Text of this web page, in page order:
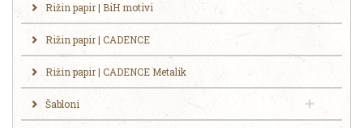
Rižin papir | BiH motivi
Rižin papir | CADENCE
Rižin papir | CADENCE Metalik
Šabloni